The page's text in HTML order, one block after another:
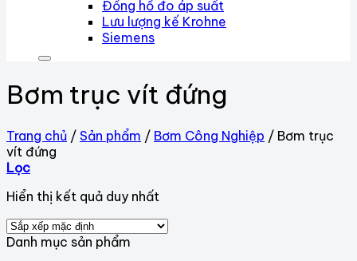
Đồng hồ đo áp suất
Lưu lượng kế Krohne
Siemens
Bơm trục vít đứng
Trang chủ / Sản phẩm / Bơm Công Nghiệp / Bơm trục
vít đứng
Lọc
Hiển thị kết quả duy nhất
Danh mục sản phẩm